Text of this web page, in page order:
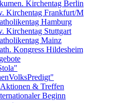
Kirchentag Berlin
Kirchentag Frankfurt/M
Hamburg
Kirchentag Stuttgart
Mainz
Kongress Hildesheim
& Treffen
Beginn